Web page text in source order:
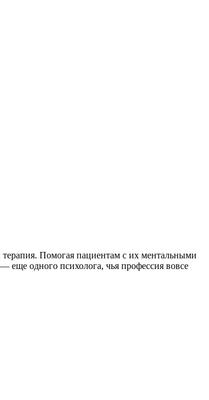
Помогая пациентам с их ментальными
еще одного психолога, чья профессия вовсе